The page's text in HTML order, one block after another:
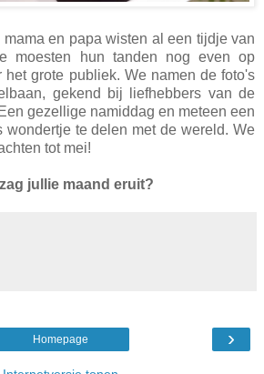
en papa wisten al een tijdje van
moesten hun tanden nog even op
het grote publiek. We namen de foto's
gekend bij liefhebbers van de
gezellige namiddag en meteen een
wondertje te delen met de wereld. We
tot mei!
jullie maand eruit?
›
Homepage